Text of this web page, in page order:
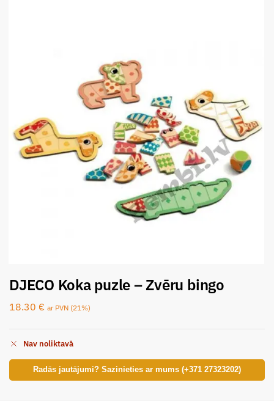
DJECO Koka puzle – Zvēru bingo
18.30 € ar PVN (21%)
Nav noliktavā
Radās jautājumi? Sazinieties ar mums (+371 27323202)